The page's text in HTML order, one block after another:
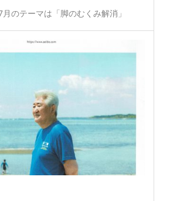
のテーマは「脚のむくみ解消」